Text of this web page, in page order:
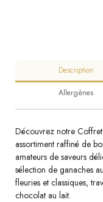
Description
Allergènes
Découvrez notre
assortiment raffiné de
amateurs de saveurs
sélection de ganaches
fleuries et classiques,
chocolat au lait.